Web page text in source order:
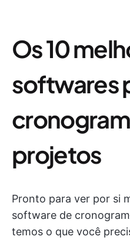
Os 10
softwares
projetos
Pronto para ver por si
software de
temos o que você